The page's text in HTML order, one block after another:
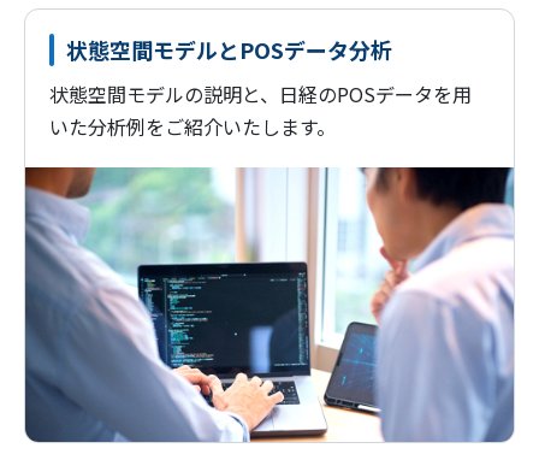
状態空間モデルとPOSデータ分析
状態空間モデルの説明と、日経のPOSデータを用
いた分析例をご紹介いたします。